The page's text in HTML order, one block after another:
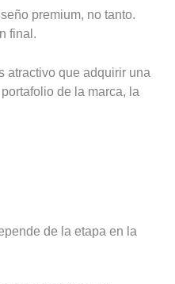
premium, no tanto.
final.
atractivo que adquirir una
de la marca, la
de la etapa en la